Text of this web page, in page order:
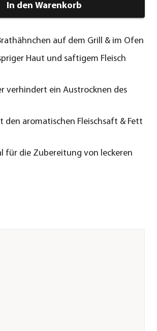
In den Warenkorb
auf dem Grill & im Ofen
Haut und saftigem Fleisch
verhindert ein Austrocknen des
den aromatischen Fleischsaft & Fett
für die Zubereitung von leckeren